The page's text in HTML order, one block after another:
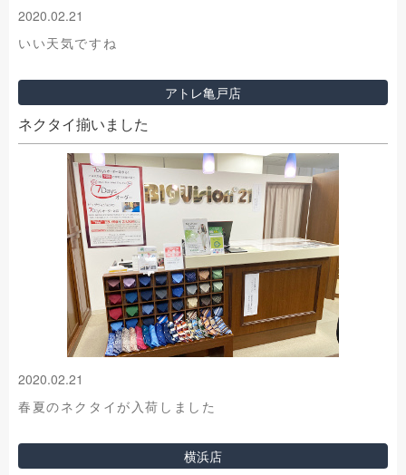
2020.02.21
いい天気ですね
アトレ亀戸店
ネクタイ揃いました
2020.02.21
春夏のネクタイが入荷しました
横浜店